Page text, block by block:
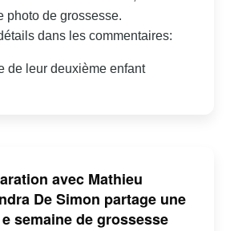
photo de grossesse.
dans les commentaires:
de leur deuxième enfant
avec Mathieu
De Simon partage une
semaine de grossesse